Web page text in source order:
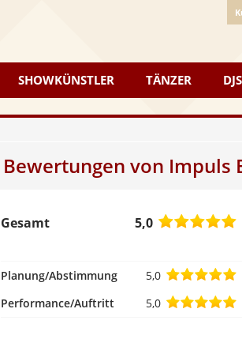
SHOWKÜNSTLER TÄNZER DJS
Bewertungen von Impuls
Gesamt 5,0
5
Planung/Abstimmung 5,0
Performance/Auftritt 5,0